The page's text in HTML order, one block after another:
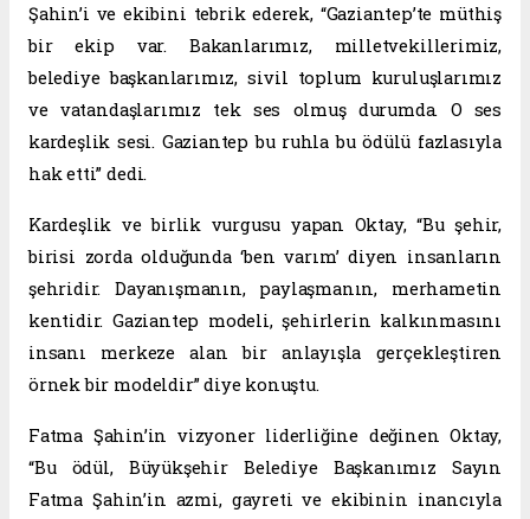
Şahin’i ve ekibini tebrik ederek, “Gaziantep’te müthiş
bir ekip var. Bakanlarımız, milletvekillerimiz,
belediye başkanlarımız, sivil toplum kuruluşlarımız
ve vatandaşlarımız tek ses olmuş durumda. O ses
kardeşlik sesi. Gaziantep bu ruhla bu ödülü fazlasıyla
hak etti” dedi.
Kardeşlik ve birlik vurgusu yapan Oktay, “Bu şehir,
birisi zorda olduğunda ‘ben varım’ diyen insanların
şehridir. Dayanışmanın, paylaşmanın, merhametin
kentidir. Gaziantep modeli, şehirlerin kalkınmasını
insanı merkeze alan bir anlayışla gerçekleştiren
örnek bir modeldir” diye konuştu.
Fatma Şahin’in vizyoner liderliğine değinen Oktay,
“Bu ödül, Büyükşehir Belediye Başkanımız Sayın
Fatma Şahin’in azmi, gayreti ve ekibinin inancıyla